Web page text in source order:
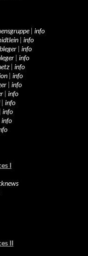
| info
| info
| info
| info
| info
| info
| info
| info
| info
| info
info
I
II